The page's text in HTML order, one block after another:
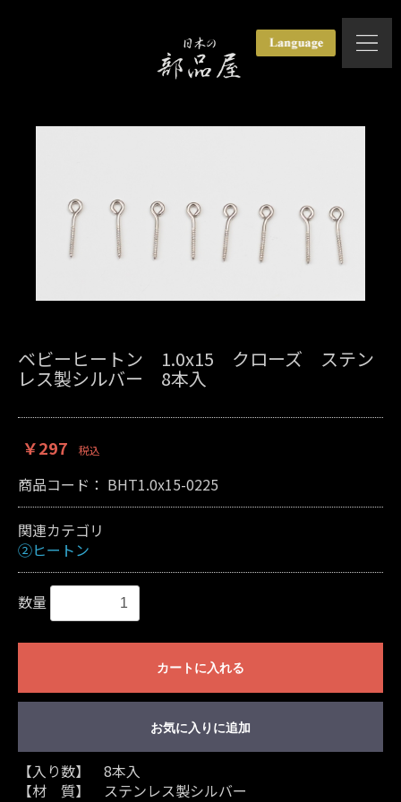
ベビーヒートン 1.0x15 クローズ ステン
レス製シルバー 8本入
￥297 税込
商品コード： BHT1.0x15-0225
関連カテゴリ
②ヒートン
数量
カートに入れる
お気に入りに追加
【入り数】 8本入
【材 質】 ステンレス製シルバー